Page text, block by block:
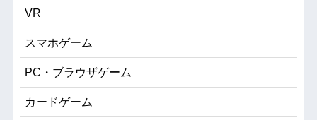
VR
スマホゲーム
PC・ブラウザゲーム
カードゲーム